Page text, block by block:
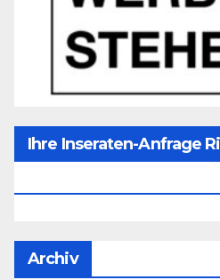
Ihre Inseraten-Anfrage
Archiv